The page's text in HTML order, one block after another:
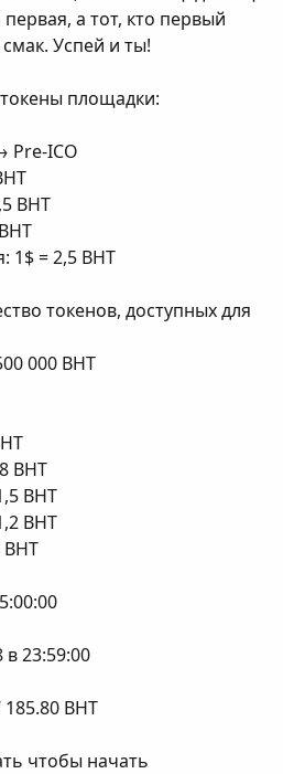
а тот, кто первый
Успей и ты!
площадки:
Pre-ICO
BHT
1$ = 2,5 BHT
токенов, доступных для
000 BHT
BHT
BHT
BHT
23:59:00
BHT
чтобы начать